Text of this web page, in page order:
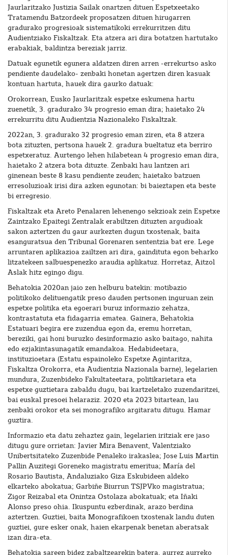
Jaurlaritzako Justizia Sailak onartzen dituen Espetxeetako
Tratamendu Batzordeek proposatzen dituen hirugarren
gradurako progresioak sistematikoki errekurritzen ditu
Audientziako Fiskaltzak. Eta atzera ari dira botatzen hartutako
erabakiak, baldintza bereziak jarriz.
Datuak egunetik egunera aldatzen diren arren -errekurtso asko
pendiente daudelako- zenbaki honetan agertzen diren kasuak
kontuan hartuta, hauek dira gaurko datuak:
Orokorrean, Eusko Jaurlaritzak espetxe eskumena hartu
zuenetik, 3. gradurako 34 progresio eman dira; haietako 24
errekurritu ditu Audientzia Nazionaleko Fiskaltzak.
2022an, 3. gradurako 32 progresio eman ziren, eta 8 atzera
bota zituzten, pertsona hauek 2. gradura bueltatuz eta berriro
espetxeratuz. Aurtengo lehen hilabetean 4 progresio eman dira,
haietako 2 atzera bota dituzte. Zenbaki hau lantzen ari
ginenean beste 8 kasu pendiente zeuden; haietako batzuen
erresoluzioak irisi dira azken egunotan: bi baieztapen eta beste
bi erregresio.
Fiskaltzak eta Areto Penalaren lehenengo sekzioak zein Espetxe
Zaintzako Epaitegi Zentralak erabiltzen dituzten argudioak
sakon aztertzen du gaur aurkezten dugun txostenak, baita
esanguratsua den Tribunal Gorenaren sententzia bat ere. Lege
arruntaren aplikazioa zailtzen ari dira, gaindituta egon beharko
litzatekeen salbuespenezko araudia aplikatuz. Horretaz, Aitzol
Aslak hitz egingo digu.
Behatokia 2020an jaio zen helburu batekin: motibazio
politikoko delituengatik preso dauden pertsonen inguruan zein
espetxe politika eta egoerari buruz informazio zehatza,
kontrastatuta eta fidagarria ematea. Gainera, Behatokia
Estatuari begira ere zuzendua egon da, eremu horretan,
bereziki, gai honi buruzko desinformazio asko baitago, nahita
edo ezjakintasunagatik emandakoa. Hedabideetara,
instituzioetara (Estatu espainoleko Espetxe Agintaritza,
Fiskaltza Orokorra, eta Audientzia Nazionala barne), legelarien
mundura, Zuzenbideko Fakultateetara, politikarietara eta
espetxe guztietara zabaldu dugu, bai kartzeletako zuzendaritzei,
bai euskal presoei helaraziz. 2020 eta 2023 bitartean, lau
zenbaki orokor eta sei monografiko argitaratu ditugu. Hamar
guztira.
Informazio eta datu zehaztez gain, legelarien iritziak ere jaso
ditugu gure orrietan: Javier Mira Benavent, Valentziako
Unibertsitateko Zuzenbide Penaleko irakaslea; Jose Luis Martin
Pallin Auzitegi Goreneko magistratu emeritua; María del
Rosario Bautista, Andaluziako Giza Eskubideen aldeko
elkarteko abokatua; Garbiñe Biurrun TSJPVko magistratua;
Zigor Reizabal eta Onintza Ostolaza abokatuak; eta Iñaki
Alonso preso ohia. Ikuspuntu ezberdinak, arazo berdina
aztertzen. Guztiei, baita Monografikoen txostenak landu duten
guztiei, gure esker onak, haien ekarpenak benetan aberatsak
izan dira-eta.